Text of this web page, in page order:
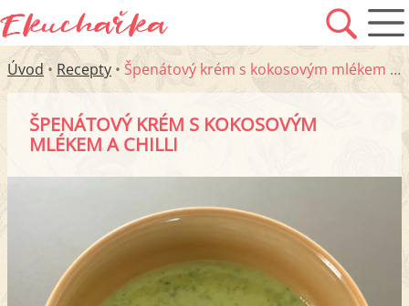
Úvod • Recepty • Špenátový krém s kokosovým mlékem a chilli
ŠPENÁTOVÝ KRÉM S KOKOSOVÝM
MLÉKEM A CHILLI